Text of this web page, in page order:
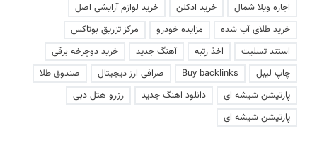
اجاره ویلا شمال
خرید ادکلن
خرید لوازم آرایشی اصل
خرید طلای آب شده
مزایده خودرو
مرکز تزریق بوتاکس
استند تسلیت
اخذ رتبه آهنگ جدید
خرید دوچرخه برقی
چاپ لیبل
Buy backlinks صرافی ارز دیجیتال
صندوق طلا
پارتیشن شیشه ای
دانلود اهنگ جدید
رزرو هتل دبی
پارتیشن شیشه ای